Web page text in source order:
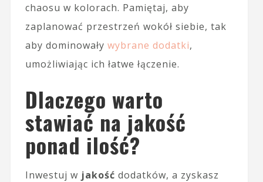
chaosu w kolorach. Pamiętaj, aby
zaplanować przestrzeń wokół siebie, tak
aby dominowały wybrane dodatki,
umożliwiając ich łatwe łączenie.
Dlaczego warto
stawiać na jakość
ponad ilość?
Inwestuj w jakość dodatków, a zyskasz